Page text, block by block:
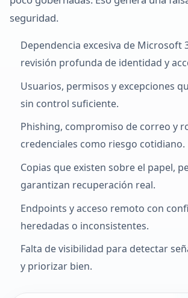
seguridad.
Dependencia excesiva de Microsoft
revisión profunda de identidad y
Usuarios, permisos y excepciones
sin control suficiente.
Phishing, compromiso de correo y
credenciales como riesgo cotidiano.
Copias que existen sobre el papel,
garantizan recuperación real.
Endpoints y acceso remoto con
heredadas o inconsistentes.
Falta de visibilidad para detectar
y priorizar bien.